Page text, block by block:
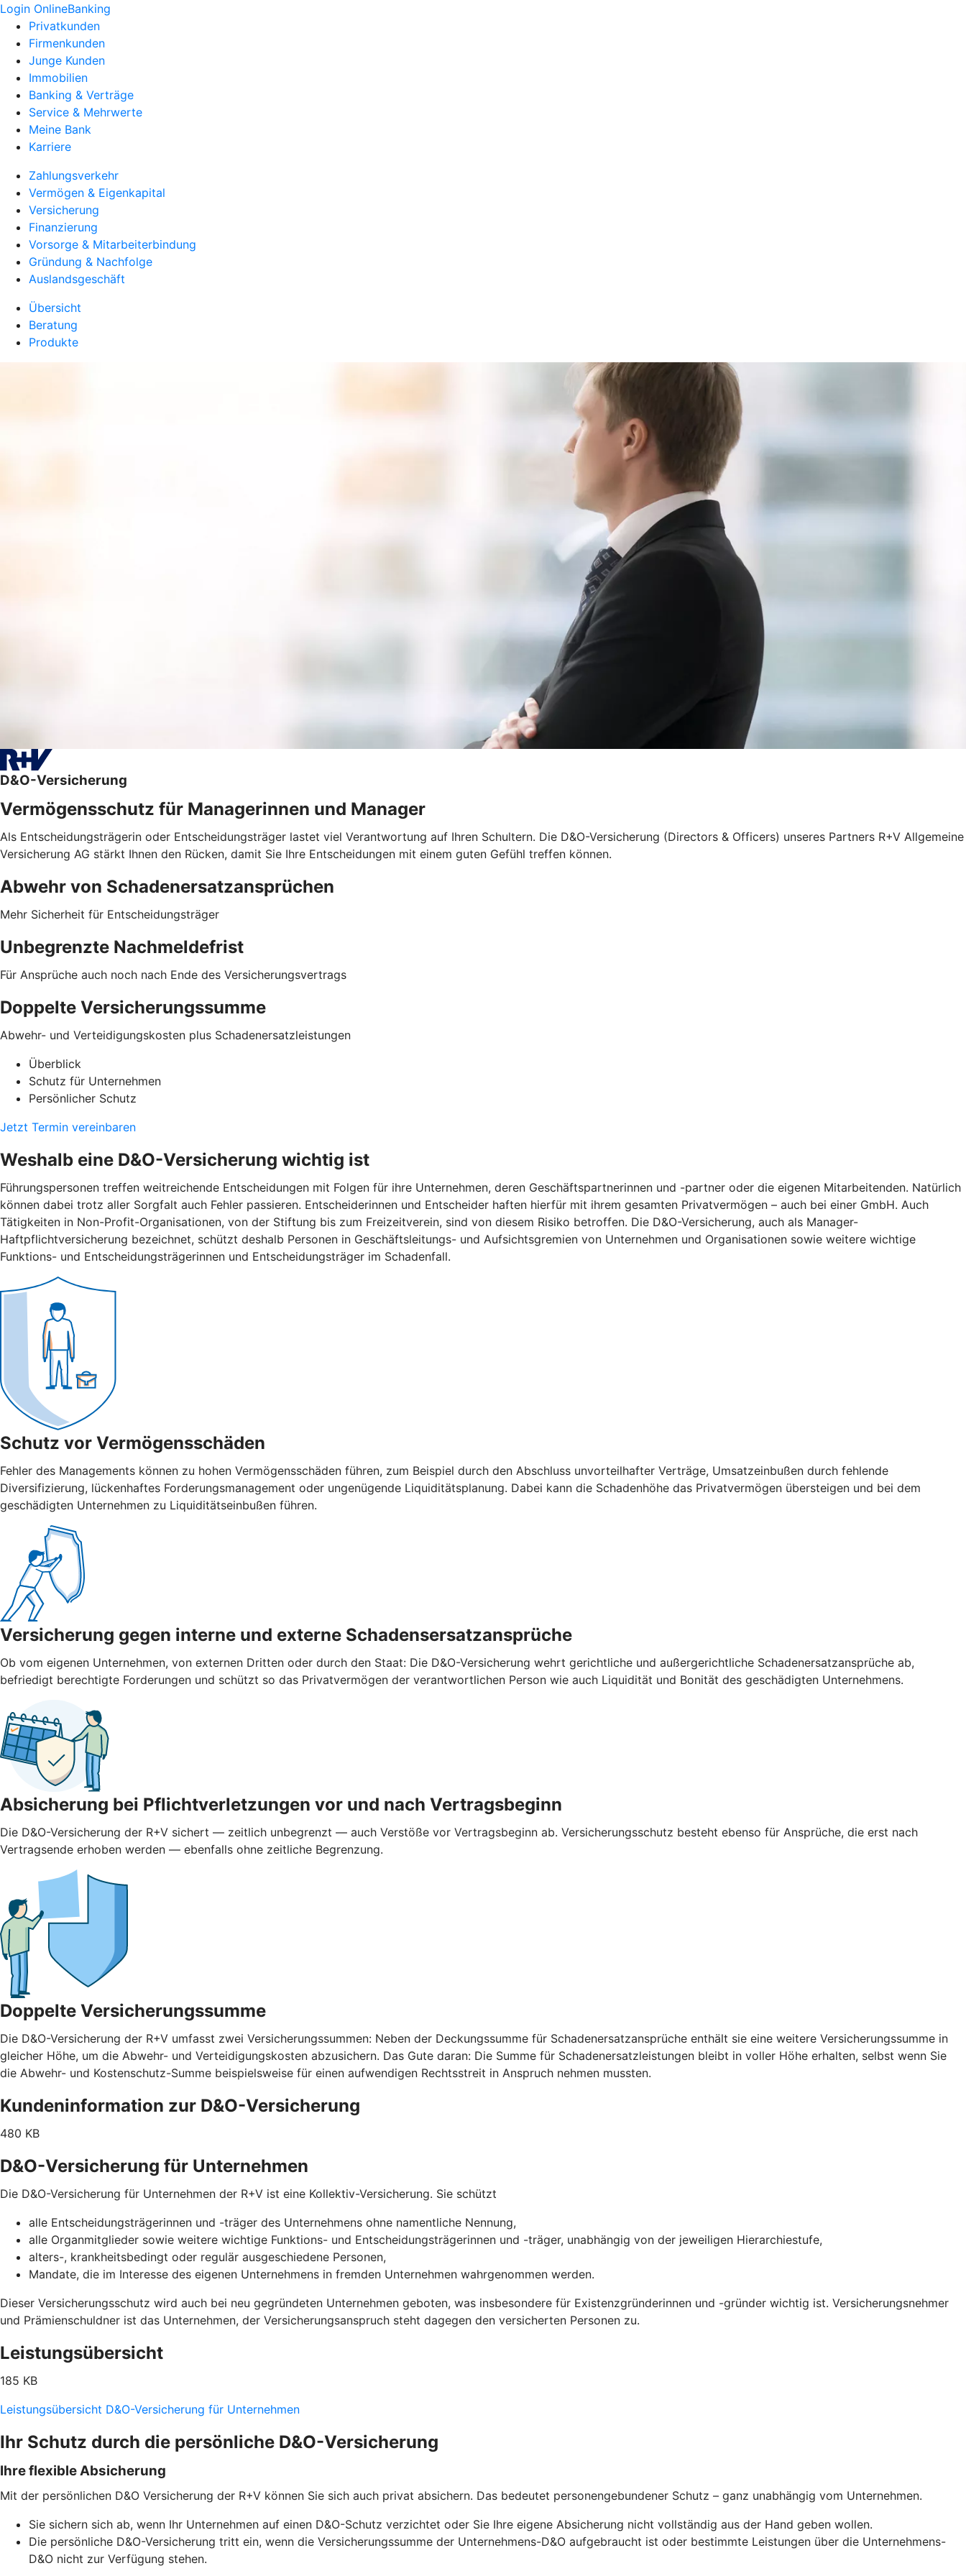
Login OnlineBanking
Privatkunden
Firmenkunden
Junge Kunden
Immobilien
Banking & Verträge
Service & Mehrwerte
Meine Bank
Karriere
Zahlungsverkehr
Vermögen & Eigenkapital
Versicherung
Finanzierung
Vorsorge & Mitarbeiterbindung
Gründung & Nachfolge
Auslandsgeschäft
Übersicht
Beratung
Produkte
D&O-Versicherung
Vermögensschutz für Managerinnen und Manager
Als Entscheidungsträgerin oder Entscheidungsträger lastet viel Verantwortung auf Ihren Schultern. Die D&O-Versicherung (Directors & Officers) unseres Partners R+V Allgemeine
Versicherung AG stärkt Ihnen den Rücken, damit Sie Ihre Entscheidungen mit einem guten Gefühl treffen können.
Abwehr von ­Schadenersatzansprüchen
Mehr Sicherheit für Entscheidungsträger
Unbegrenzte Nachmeldefrist
Für Ansprüche auch noch nach Ende des Versicherungsvertrags
Doppelte Versicherungssumme
Abwehr- und Verteidigungskosten plus Schadenersatzleistungen
Überblick
Schutz für Unternehmen
Persönlicher Schutz
Jetzt Termin vereinbaren
Weshalb eine D&O-Versicherung wichtig ist
Führungspersonen treffen weitreichende Entscheidungen mit Folgen für ihre Unternehmen, deren Geschäftspartnerinnen und -partner oder die eigenen Mitarbeitenden. Natürlich
können dabei trotz aller Sorgfalt auch Fehler passieren. Entscheiderinnen und Entscheider haften hierfür mit ihrem gesamten Privatvermögen – auch bei einer GmbH. Auch
Tätigkeiten in Non-Profit-Organisationen, von der Stiftung bis zum Freizeitverein, sind von diesem Risiko betroffen. Die D&O-Versicherung, auch als Manager-
Haftpflichtversicherung bezeichnet, schützt deshalb Personen in Geschäftsleitungs- und Aufsichtsgremien von Unternehmen und Organisationen sowie weitere wichtige
Funktions- und Entscheidungsträgerinnen und Entscheidungsträger im Schadenfall.
Schutz vor Vermögensschäden
Fehler des Managements können zu hohen Vermögensschäden führen, zum Beispiel durch den Abschluss unvorteilhafter Verträge, Umsatzeinbußen durch fehlende
Diversifizierung, lückenhaftes Forderungsmanagement oder ungenügende Liquiditätsplanung. Dabei kann die Schadenhöhe das Privatvermögen übersteigen und bei dem
geschädigten Unternehmen zu Liquiditätseinbußen führen.
Versicherung gegen interne und ­externe ­Schadensersatzansprüche
Ob vom eigenen Unternehmen, von externen Dritten oder durch den Staat: Die D&O-Versicherung wehrt gerichtliche und außergerichtliche Schadenersatzansprüche ab,
befriedigt berechtigte Forderungen und schützt so das Privatvermögen der verantwortlichen Person wie auch Liquidität und Bonität des geschädigten Unternehmens.
Absicherung bei Pflichtverletzungen vor und nach ­Vertragsbeginn
Die D&O-Versicherung der R+V sichert — zeitlich unbegrenzt — auch Verstöße vor Vertragsbeginn ab. Versicherungsschutz besteht ebenso für Ansprüche, die erst nach
Vertragsende erhoben werden — ebenfalls ohne zeitliche Begrenzung.
Doppelte Versicherungssumme
Die D&O-Versicherung der R+V umfasst zwei Versicherungssummen: Neben der Deckungssumme für Schadenersatzansprüche enthält sie eine weitere Versicherungssumme in
gleicher Höhe, um die Abwehr- und Verteidigungskosten abzusichern. Das Gute daran: Die Summe für Schadenersatzleistungen bleibt in voller Höhe erhalten, selbst wenn Sie
die Abwehr- und Kostenschutz-Summe beispielsweise für einen aufwendigen Rechtsstreit in Anspruch nehmen mussten.
Kundeninformation zur D&O-Versicherung
480 KB
D&O-Versicherung für Unternehmen
Die D&O-Versicherung für Unternehmen der R+V ist eine Kollektiv-Versicherung. Sie schützt
alle Entscheidungsträgerinnen und -träger des Unternehmens ohne namentliche Nennung,
alle Organmitglieder sowie weitere wichtige Funktions- und Entscheidungsträgerinnen und -träger, unabhängig von der jeweiligen Hierarchiestufe,
alters-, krankheitsbedingt oder regulär ausgeschiedene Personen,
Mandate, die im Interesse des eigenen Unternehmens in fremden Unternehmen wahrgenommen werden.
Dieser Versicherungsschutz wird auch bei neu gegründeten Unternehmen geboten, was insbesondere für Existenzgründerinnen und -gründer wichtig ist. Versicherungsnehmer
und Prämienschuldner ist das Unternehmen, der Versicherungsanspruch steht dagegen den versicherten Personen zu.
Leistungsübersicht
185 KB
Leistungsübersicht D&O-Versicherung für Unternehmen
Ihr Schutz durch die persönliche D&O-Versicherung
Ihre flexible Absicherung
Mit der persönlichen D&O Versicherung der R+V können Sie sich auch privat absichern. Das bedeutet personengebundener Schutz – ganz unabhängig vom Unternehmen.
Sie sichern sich ab, wenn Ihr Unternehmen auf einen D&O-Schutz verzichtet oder Sie Ihre eigene Absicherung nicht vollständig aus der Hand geben wollen.
Die persönliche D&O-Versicherung tritt ein, wenn die Versicherungssumme der Unternehmens-D&O aufgebraucht ist oder bestimmte Leistungen über die Unternehmens-
D&O nicht zur Verfügung stehen.